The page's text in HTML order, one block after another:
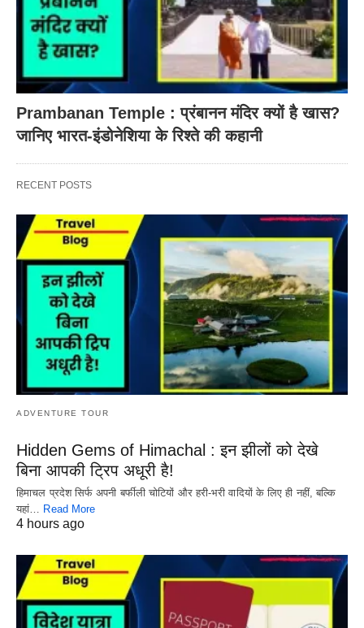
Prambanan Temple : प्रंबानन मंदिर क्यों है खास?
जानिए भारत-इंडोनेशिया के रिश्ते की कहानी
RECENT POSTS
ADVENTURE TOUR
Hidden Gems of Himachal : इन झीलों को देखे
बिना आपकी ट्रिप अधूरी है!
हिमाचल प्रदेश सिर्फ अपनी बर्फीली चोटियों और हरी-भरी वादियों के लिए ही नहीं, बल्कि
यहां…
Read More
4 hours ago